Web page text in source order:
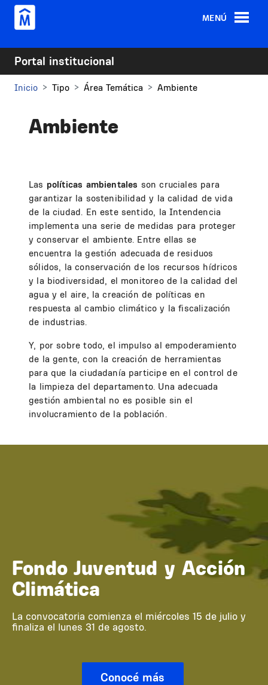
Pasar al contenido principal
MENÚ
Portal institucional
Inicio Tipo Área Temática Ambiente
Ambiente
Las políticas ambientales son cruciales para
garantizar la sostenibilidad y la calidad de vida
de la ciudad. En este sentido, la Intendencia
implementa una serie de medidas para proteger
y conservar el ambiente. Entre ellas se
encuentra la gestión adecuada de residuos
sólidos, la conservación de los recursos hídricos
y la biodiversidad, el monitoreo de la calidad del
agua y el aire, la creación de políticas en
respuesta al cambio climático y la fiscalización
de industrias.
Y, por sobre todo, el impulso al empoderamiento
de la gente, con la creación de herramientas
para que la ciudadanía participe en el control de
la limpieza del departamento. Una adecuada
gestión ambiental no es posible sin el
involucramiento de la población.
Fondo Juventud y Acción
Climática
La convocatoria comienza el miércoles 15 de julio y
finaliza el lunes 31 de agosto.
Conocé más